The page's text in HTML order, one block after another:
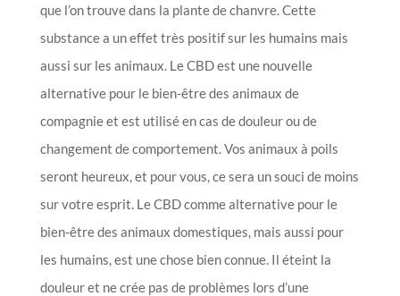
que l’on trouve dans la plante de chanvre. Cette
substance a un effet très positif sur les humains mais
aussi sur les animaux. Le CBD est une nouvelle
alternative pour le bien-être des animaux de
compagnie et est utilisé en cas de douleur ou de
changement de comportement. Vos animaux à poils
seront heureux, et pour vous, ce sera un souci de moins
sur votre esprit. Le CBD comme alternative pour le
bien-être des animaux domestiques, mais aussi pour
les humains, est une chose bien connue. Il éteint la
douleur et ne crée pas de problèmes lors d’une